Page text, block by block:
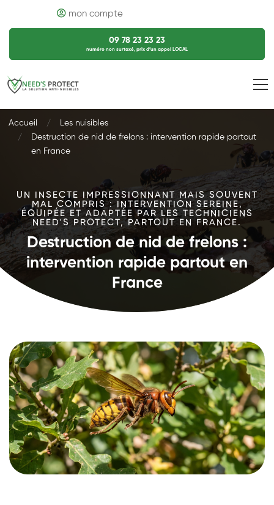
mon compte
09 78 23 23 23
numéro non surtaxé, prix d’un appel LOCAL
Accueil
Les nuisibles
Destruction de nid de frelons : intervention rapide partout
en France
UN INSECTE IMPRESSIONNANT MAIS SOUVENT
MAL COMPRIS : INTERVENTION SEREINE,
ÉQUIPÉE ET ADAPTÉE PAR LES TECHNICIENS
NEED'S PROTECT, PARTOUT EN FRANCE.
Destruction de nid de frelons :
intervention rapide partout en
France